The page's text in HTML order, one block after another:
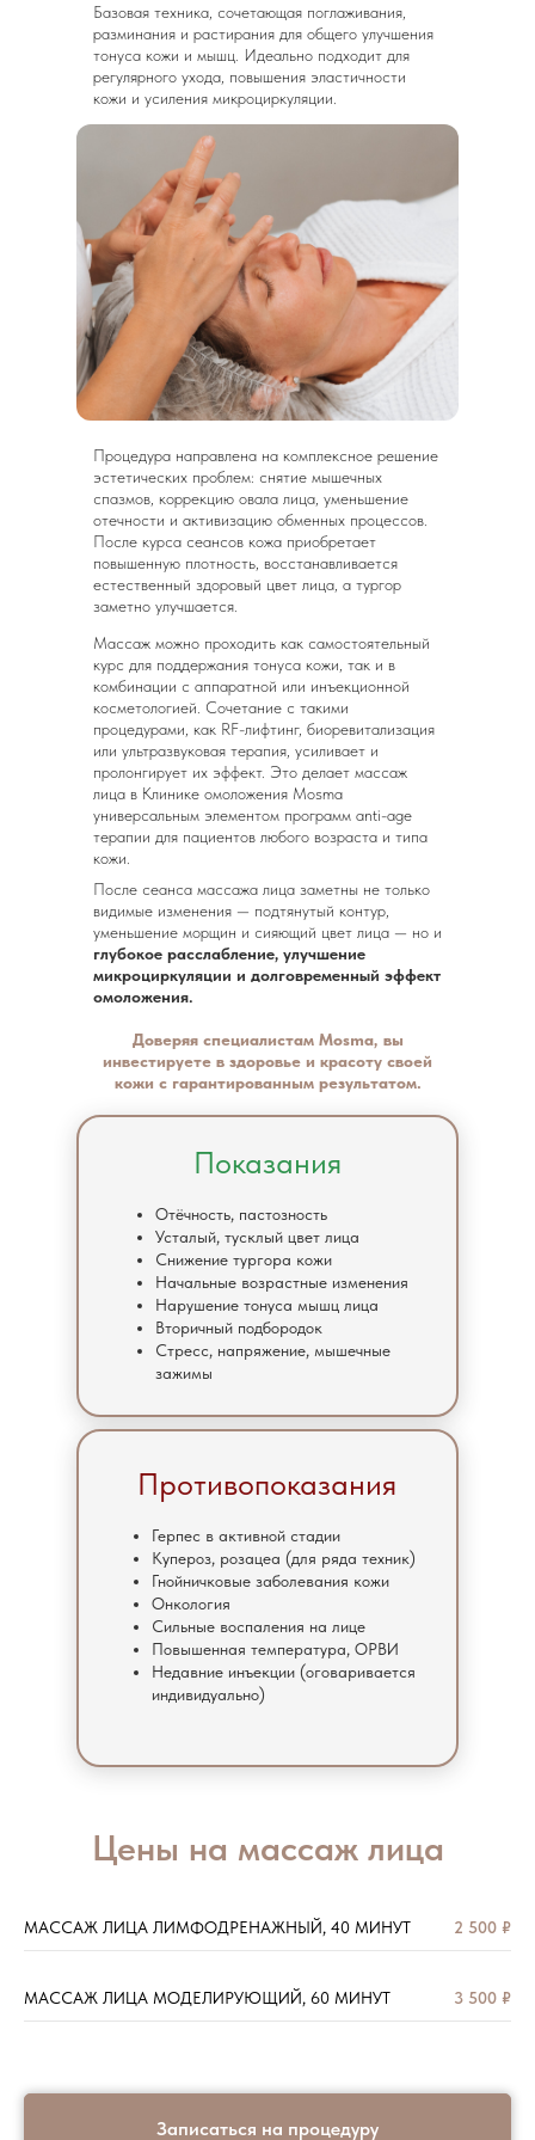
Процедура направлена на комплексное решение
эстетических проблем: снятие мышечных
спазмов, коррекцию овала лица, уменьшение
отечности и активизацию обменных процессов.
После курса сеансов кожа приобретает
повышенную плотность, восстанавливается
естественный здоровый цвет лица, а тургор
заметно улучшается.
Массаж можно проходить как самостоятельный
курс для поддержания тонуса кожи, так и в
комбинации с аппаратной или инъекционной
косметологией. Сочетание с такими
процедурами, как RF-лифтинг, биоревитализация
или ультразвуковая терапия, усиливает и
пролонгирует их эффект. Это делает массаж
лица в Клинике омоложения Mosma
универсальным элементом программ anti-age
терапии для пациентов любого возраста и типа
кожи.
После сеанса массажа лица заметны не только
видимые изменения — подтянутый контур,
уменьшение морщин и сияющий цвет лица — но и
глубокое расслабление, улучшение
микроциркуляции и долговременный эффект
омоложения.
Доверяя специалистам Mosma, вы
инвестируете в здоровье и красоту своей
кожи с гарантированным результатом.
Базовая техника, сочетающая поглаживания,
разминания и растирания для общего улучшения
тонуса кожи и мышц. Идеально подходит для
регулярного ухода, повышения эластичности
кожи и усиления микроциркуляции.
Отёчность, пастозность
Усталый, тусклый цвет лица
Снижение тургора кожи
Начальные возрастные изменения
Нарушение тонуса мышц лица
Вторичный подбородок
Стресс, напряжение, мышечные
зажимы
Показания
Герпес в активной стадии
Купероз, розацеа (для ряда техник)
Гнойничковые заболевания кожи
Онкология
Сильные воспаления на лице
Повышенная температура, ОРВИ
Недавние инъекции (оговаривается
индивидуально)
Противопоказания
Цены на массаж лица
МАССАЖ ЛИЦА ЛИМФОДРЕНАЖНЫЙ, 40 МИНУТ 2 500 ₽
МАССАЖ ЛИЦА МОДЕЛИРУЮЩИЙ, 60 МИНУТ 3 500 ₽
Записаться на процедуру